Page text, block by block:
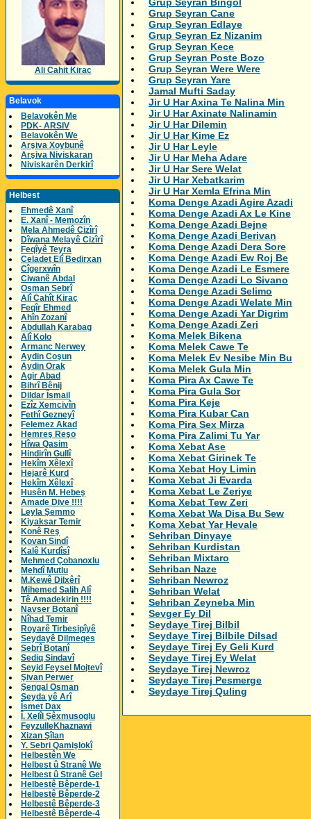
Ali Cahit Kirac
Belavok
Belavokên Me
PDK- ARSIV
Belavokên We
Arşiva Xoybunê
Arşiva Niviskaran
Niviskarên Derkirî
Helbest
Ehmedê Xanî
E. Xanî - Memozîn
Mela Ahmedê Cizîrî
Dîwana Melayê Cizîrî
Feqîyê Teyra
Celadet Elî Bedirxan
Cîgerxwîn
Ciwanê Abdal
Osman Sebrî
Alî Cahît Kiraç
Feqîr Ehmed
Ahîn Zozanî
Abdullah Karabag
Alî Kolo
Armanc Nerwey
Aydin Coşun
Aydin Orak
Agir Abad
Bihrî Bênij
Dildar Îsmail
Ezîz Xemcivîn
Fethî Gezneyî
Felemez Akad
Hemreş Reşo
Hîwa Qasim
Hindirîn Gullî
Hekîm Xêlexî
Hejarê Kurd
Hekîm Xêlexî
Husên M. Hebeş
Amade Dive !!!!
Leyla Şemmo
Kiyaksar Temir
Konê Reş
Kovan Sindî
Kalê Kurdîsî
Mehmed Çobanoxlu
Mehdî Mutlu
M.Kewê Dilxêrî
Mihemed Salih Alî
Tê Amadekirin !!!!
Navser Botanî
Nîhad Temir
Royarê Tirbesipîyê
Seydayê Dilmeqes
Sebrî Botanî
Sediq Sindavî
Seyid Feysel Mojtevî
Şivan Perwer
Şengal Osman
Seyda yê Arî
Îsmet Dax
Î. Xelîl Şêxmusoglu
FeyzulleKhaznawi
Xizan Şîlan
Y. Sebri Qamişlokî
Helbestên We
Helbest û Stranê We
Helbest û Stranê Gel
Helbestê Bêperde-1
Helbestê Bêperde-2
Helbestê Bêperde-3
Helbestê Bêperde-4
Grup Seyran Cane
Grup Seyran Edlaye
Grup Seyran Ez Nizanim
Grup Seyran Kece
Grup Seyran Poste Bozo
Grup Seyran Were Were
Grup Seyran Yare
Jamal Mufti Saday
Jir U Har Axina Te Nalina Min
Jir U Har Axinate Nalinamin
Jir U Har Dilemin
Jir U Har Kime Ez
Jir U Har Leyle
Jir U Har Meha Adare
Jir U Har Sere Welat
Jir U Har Xebatkarim
Jir U Har Xemla Efrina Min
Koma Denge Azadi Agire Azadi
Koma Denge Azadi Ax Le Kine
Koma Denge Azadi Bejne
Koma Denge Azadi Berivan
Koma Denge Azadi Dera Sore
Koma Denge Azadi Ew Roj Be
Koma Denge Azadi Le Esmere
Koma Denge Azadi Lo Sivano
Koma Denge Azadi Selimo
Koma Denge Azadi Welate Min
Koma Denge Azadi Yar Digrim
Koma Denge Azadi Zeri
Koma Melek Bikena
Koma Melek Cawe Te
Koma Melek Ev Nesibe Min Bu
Koma Melek Gula Min
Koma Pira Ax Cawe Te
Koma Pira Gula Sor
Koma Pira Keje
Koma Pira Kubar Can
Koma Pira Sex Mirza
Koma Pira Zalimi Tu Yar
Koma Xebat Ase
Koma Xebat Girinek Te
Koma Xebat Hoy Limin
Koma Xebat Ji Evarda
Koma Xebat Le Zeriye
Koma Xebat Tew Zeri
Koma Xebat Wa Disa Bu Sew
Koma Xebat Yar Hevale
Sehriban Dinyaye
Sehriban Kurdistan
Sehriban Mixtaro
Sehriban Naze
Sehriban Newroz
Sehriban Welat
Sehriban Zeyneba Min
Sevger Ey Dil
Seydaye Tirej Bilbil
Seydaye Tirej Bilbile Dilsad
Seydaye Tirej Ey Geli Kurd
Seydaye Tirej Ey Welat
Seydaye Tirej Newroz
Seydaye Tirej Pesmerge
Seydaye Tirej Quling